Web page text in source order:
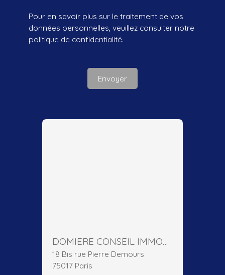
Pour en savoir plus sur le traitement de vos
données personnelles, veuillez consulter notre
politique de confidentialité.
Envoyer
DOMIERE CONSEIL IMMOBILIER
18 Bis rue Pierre Demours
75017 Paris